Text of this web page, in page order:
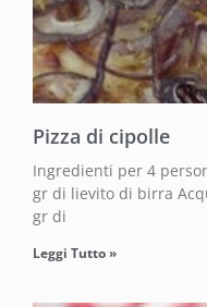
Pizza di cipolle
Ingredienti per 4
gr di lievito di birra
gr di
Leggi Tutto »